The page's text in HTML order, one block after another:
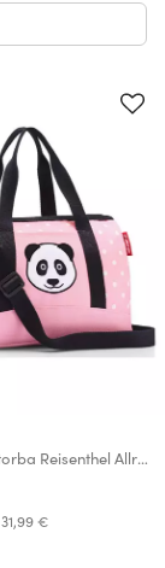
Potovalna torba Reisenthel Allrounder XS Kids Panda Dots Pink
31,99 €